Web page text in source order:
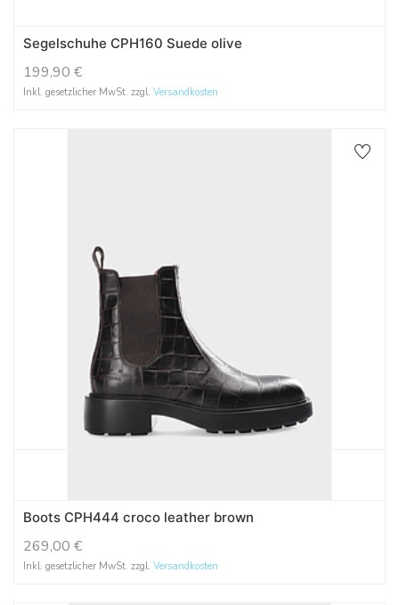
Segelschuhe CPH160 Suede olive
199,90 €
Inkl. gesetzlicher MwSt. zzgl. Versandkosten
Boots CPH444 croco leather brown
269,00 €
Inkl. gesetzlicher MwSt. zzgl. Versandkosten